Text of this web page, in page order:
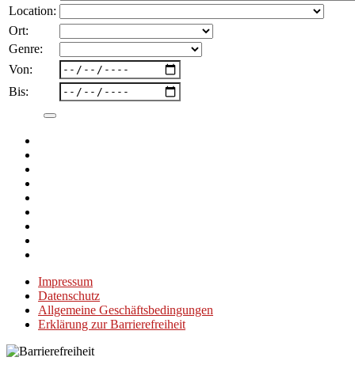
Location:
Ort:
Genre:
Von:
Bis:
Impressum
Datenschutz
Allgemeine Geschäftsbedingungen
Erklärung zur Barrierefreiheit